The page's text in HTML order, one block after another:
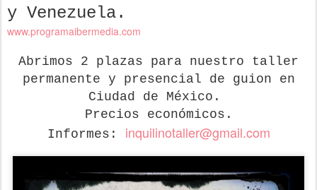
y Venezuela.
www.programaibermedia.com
Abrimos 2 plazas para nuestro taller
permanente y presencial de guion en
Ciudad de México.
Precios económicos.
Informes: inquilinotaller@gmail.com